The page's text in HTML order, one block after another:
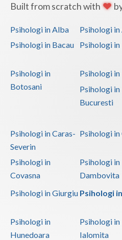
Built from scratch with
Psihologi in Alba Psihologi
Psihologi in Bacau
Psihologi
Psihologi in
Botosani
Psihologi
Psihologi in
Bucuresti
Psihologi in Caras-
Severin
Psihologi in
Psihologi in
Covasna
Psihologi in
Dambovita
Psihologi in Giurgiu Psihologi
Psihologi in
Hunedoara
Psihologi in
Ialomita